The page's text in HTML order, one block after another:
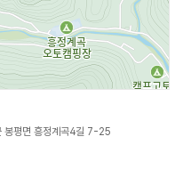
봉평면 흥정계곡4길 7-25